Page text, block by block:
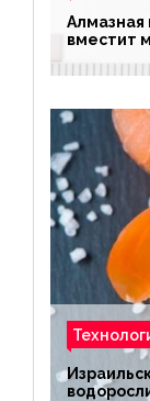
Алмазная
вместит